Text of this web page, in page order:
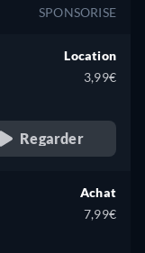
SPONSORISE
Location
3,99€
Regarder
Achat
7,99€